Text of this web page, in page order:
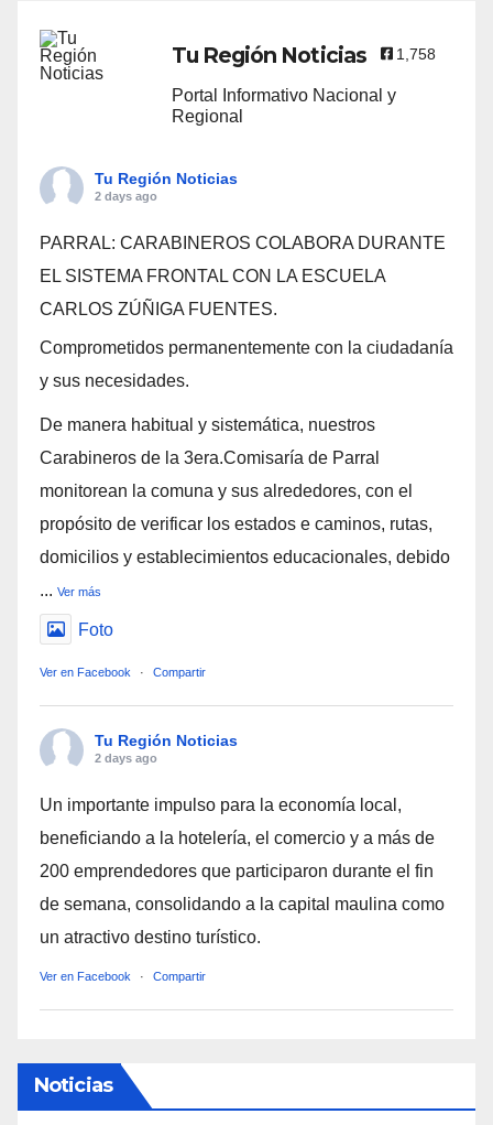
Tu Región Noticias 1,758
Portal Informativo Nacional y
Regional
Tu Región Noticias
2 days ago
PARRAL: CARABINEROS COLABORA DURANTE
EL SISTEMA FRONTAL CON LA ESCUELA
CARLOS ZÚÑIGA FUENTES.
Comprometidos permanentemente con la ciudadanía
y sus necesidades.
De manera habitual y sistemática, nuestros
Carabineros de la 3era.Comisaría de Parral
monitorean la comuna y sus alrededores, con el
propósito de verificar los estados e caminos, rutas,
domicilios y establecimientos educacionales, debido
... Ver más
Foto
Ver en Facebook · Compartir
Tu Región Noticias
2 days ago
Un importante impulso para la economía local,
beneficiando a la hotelería, el comercio y a más de
200 emprendedores que participaron durante el fin
de semana, consolidando a la capital maulina como
un atractivo destino turístico.
Ver en Facebook · Compartir
Noticias